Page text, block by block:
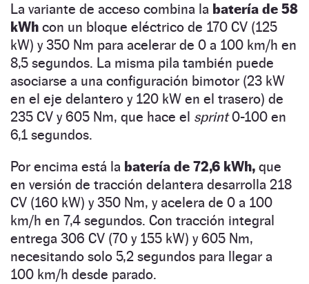
La variante de acceso combina la batería de 58
kWh con un bloque eléctrico de 170 CV (125
kW) y 350 Nm para acelerar de 0 a 100 km/h en
8,5 segundos. La misma pila también puede
asociarse a una configuración bimotor (23 kW
en el eje delantero y 120 kW en el trasero) de
235 CV y 605 Nm, que hace el sprint0-100 en
6,1 segundos.
Por encima está la batería de 72,6 kWh, que
en versión de tracción delantera desarrolla 218
CV (160 kW) y 350 Nm, y acelera de 0 a 100
km/h en 7,4 segundos. Con tracción integral
entrega 306 CV (70 y 155 kW) y 605 Nm,
necesitando solo 5,2 segundos para llegar a
100 km/h desde parado.